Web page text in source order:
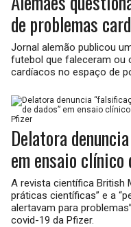
de problemas
Jornal alemão publicou
futebol que faleceram ou
cardíacos no espaço de
Delatora
em ensaio clínico
A revista científica British
práticas científicas” e a
alertavam para
covid-19 da Pfizer.